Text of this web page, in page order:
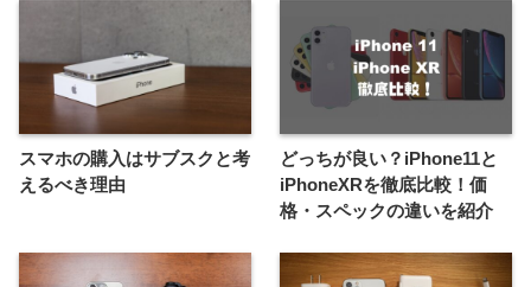
スマホの購入はサブスクと考
えるべき理由
どっちが良い？iPhone11と
iPhoneXRを徹底比較！価
格・スペックの違いを紹介